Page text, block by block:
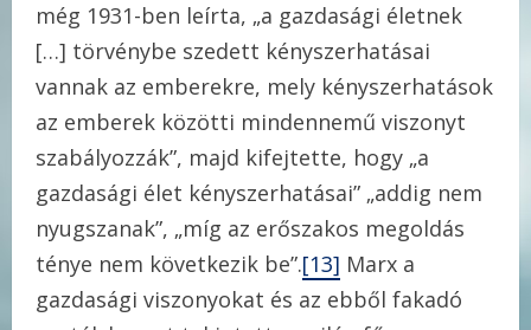
még 1931-ben leírta, „a gazdasági életnek
[…] törvénybe szedett kényszerhatásai
vannak az emberekre, mely kényszerhatások
az emberek közötti mindennemű viszonyt
szabályozzák”, majd kifejtette, hogy „a
gazdasági élet kényszerhatásai” „addig nem
nyugszanak”, „míg az erőszakos megoldás
ténye nem következik be”.[13] Marx a
gazdasági viszonyokat és az ebből fakadó